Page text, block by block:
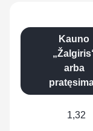
Kauno
arba
1,32